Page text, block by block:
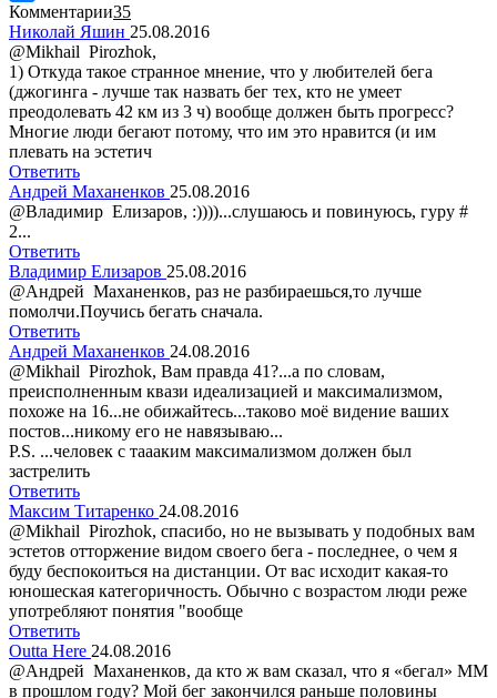
Комментарии35
Николай Яшин 25.08.2016
@Мikhail Рirozhok,
1) Откуда такое странное мнение, что у любителей бега
(джогинга - лучше так назвать бег тех, кто не умеет
преодолевать 42 км из 3 ч) вообще должен быть прогресс?
Многие люди бегают потому, что им это нравится (и им
плевать на эстетич
Ответить
Андрей Маханенков 25.08.2016
@Владимир Елизаров, :))))...слушаюсь и повинуюсь, гуру #
2...
Ответить
Владимир Елизаров 25.08.2016
@Андрей Маханенков, раз не разбираешься,то лучше
помолчи.Поучись бегать сначала.
Ответить
Андрей Маханенков 24.08.2016
@Мikhail Рirozhok, Вам правда 41?...а по словам,
преисполненным квази идеализацией и максимализмом,
похоже на 16...не обижайтесь...таково моё видение ваших
постов...никому его не навязываю...
P.S. ...человек с таааким максимализмом должен был
застрелить
Ответить
Максим Титаренко 24.08.2016
@Мikhail Рirozhok, спасибо, но не вызывать у подобных вам
эстетов отторжение видом своего бега - последнее, о чем я
буду беспокоиться на дистанции. От вас исходит какая-то
юношеская категоричность. Обычно с возрастом люди реже
употребляют понятия "вообще
Ответить
Outta Here 24.08.2016
@Андрей Маханенков, да кто ж вам сказал, что я «бегал» ММ
в прошлом году? Мой бег закончился раньше половины